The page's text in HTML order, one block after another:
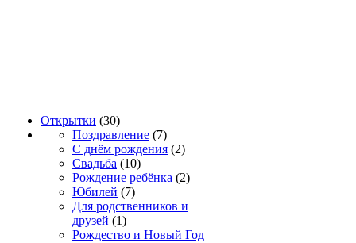
Открытки (30)
Поздравление (7)
С днём рождения (2)
Свадьба (10)
Рождение ребёнка (2)
Юбилей (7)
Для родственников и
друзей (1)
Рождество и Новый Год